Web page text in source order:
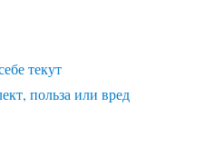
текут
польза или вред